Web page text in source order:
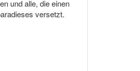
und alle, die einen
versetzt.